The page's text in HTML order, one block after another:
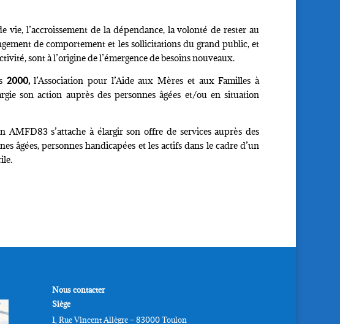
vie, l’accroissement de la dépendance, la volonté de rester au
de comportement et les sollicitations du grand public, et
sont à l’origine de l’émergence de besoins nouveaux.
2000,l’Association pour l’Aide aux Mères et aux Familles à
son action auprès des personnes âgées et/ou en situation
AMFD83 s’attache à élargir son offre de services auprès des
âgées, personnes handicapées et les actifs dans le cadre d’un
Nous contacter
Siège
1, Rue Vincent Allègre – 83000 Toulon